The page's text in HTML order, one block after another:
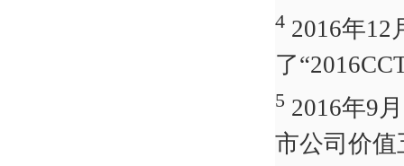
4 2016年12
了
5 2016年9
市公司价值